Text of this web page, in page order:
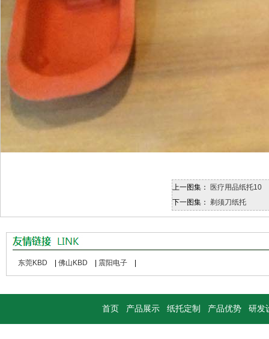
上一图集：
医疗用品纸托10
下一图集： 剃须刀纸托
东莞KBD 佛山KBD 震阳电子
首页 产品展示 纸托定制 产品优势 研发